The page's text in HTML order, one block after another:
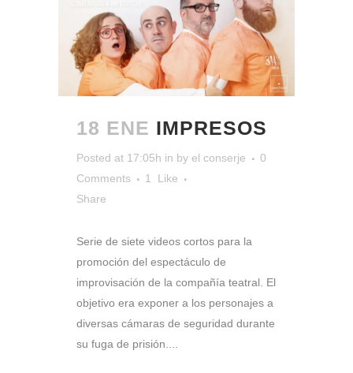
18 ENE IMPRESOS
Posted at 17:05h in by el conserje
0
Comments
1
Like
Share
Serie de siete videos cortos para la
promoción del espectáculo de
improvisación de la compañía teatral. El
objetivo era exponer a los personajes a
diversas cámaras de seguridad durante
su fuga de prisión....